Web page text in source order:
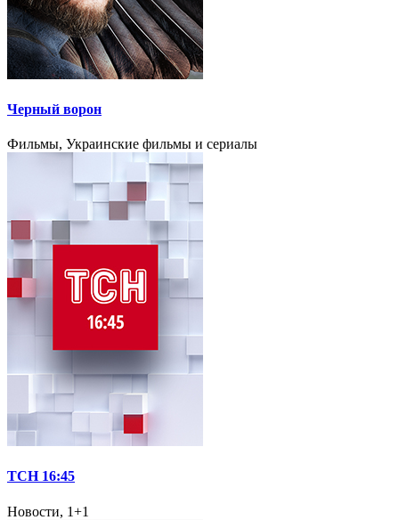
Черный ворон
Фильмы, Украинские фильмы и сериалы
ТСН 16:45
Новости, 1+1